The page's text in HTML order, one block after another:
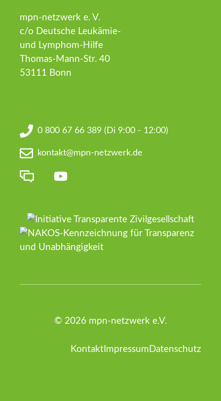
mpn-netzwerk e. V.
c/o Deutsche Leukämie-
und Lymphom-Hilfe
Thomas-Mann-Str. 40
53111 Bonn
0 800 67 66 389 (Di 9:00 - 12:00)
kontakt@mpn-netzwerk.de
© 2026 mpn-netzwerk e.V.
Kontakt Impressum Datenschutz